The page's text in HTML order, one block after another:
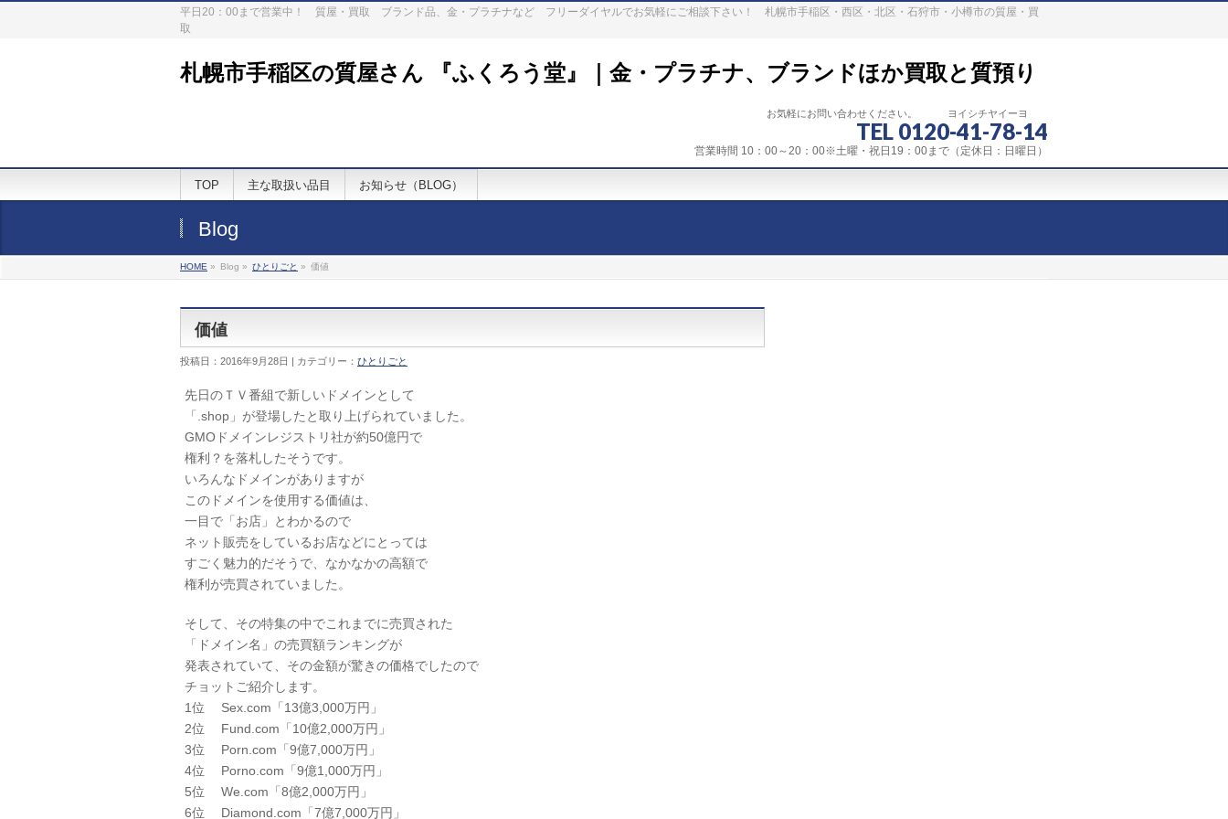
平日20：00まで営業中！ 質屋・買取 ブランド品、金・プラチナなど フリーダイヤルでお気軽にご相談下さい！ 札幌市手稲区・西区・北区・石狩市・小樽市の質屋・買
取
札幌市手稲区の質屋さん 『ふくろう堂』｜金・プラチナ、ブランドほか買取と質預り
お気軽にお問い合わせください。 ヨイシチヤイーヨ
TEL 0120-41-78-14
営業時間 10：00～20：00※土曜・祝日19：00まで（定休日：日曜日）
TOP 主な取扱い品目 お知らせ（BLOG）
Blog
HOME » Blog » ひとりごと » 価値
価値
投稿日：2016年9月28日 | カテゴリー： ひとりごと
先日のＴＶ番組で新しいドメインとして
「.shop」が登場したと取り上げられていました。
GMOドメインレジストリ社が約50億円で
権利？を落札したそうです。
いろんなドメインがありますが
このドメインを使用する価値は、
一目で「お店」とわかるので
ネット販売をしているお店などにとっては
すごく魅力的だそうで、なかなかの高額で
権利が売買されていました。
そして、その特集の中でこれまでに売買された
「ドメイン名」の売買額ランキングが
発表されていて、その金額が驚きの価格でしたので
チョットご紹介します。
1位 Sex.com「13億3,000万円」
2位 Fund.com「10億2,000万円」
3位 Porn.com「9億7,000万円」
4位 Porno.com「9億1,000万円」
5位 We.com「8億2,000万円」
6位 Diamond.com「7億7,000万円」